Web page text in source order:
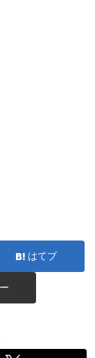
はてブ